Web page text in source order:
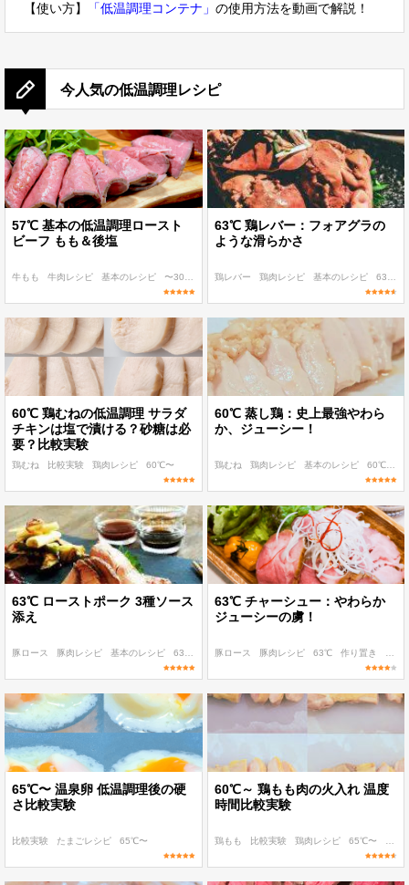
【使い方】 「低温調理コンテナ」 の使用方法を動画で解説！
今人気の低温調理レシピ
57℃ 基本の低温調理ロースト
ビーフ もも＆後塩
牛もも 牛肉レシピ 基本のレシピ 〜300 kcal 〜400 kcal
63℃ 鶏レバー：フォアグラの
ような滑らかさ
鶏レバー 鶏肉レシピ 基本のレシピ 63℃
60℃ 鶏むねの低温調理 サラダ
チキンは塩で漬ける？砂糖は必
要？比較実験
鶏むね 比較実験 鶏肉レシピ 60℃〜
60℃ 蒸し鶏：史上最強やわら
か、ジューシー！
鶏むね 鶏肉レシピ 基本のレシピ 60℃〜
63℃ ローストポーク 3種ソース
添え
豚ロース 豚肉レシピ 基本のレシピ 63℃ 作り置き
63℃ チャーシュー：やわらか
ジューシーの虜！
豚ロース 豚肉レシピ 63℃ 作り置き
65℃〜 温泉卵 低温調理後の硬
さ比較実験
比較実験 たまごレシピ 65℃〜
60℃～ 鶏もも肉の火入れ 温度
時間比較実験
鶏もも 比較実験 鶏肉レシピ 65℃〜